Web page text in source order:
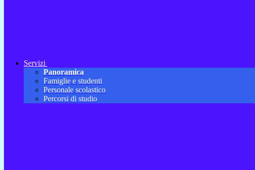
Servizi
Panoramica
Famiglie e studenti
Personale scolastico
Percorsi di studio